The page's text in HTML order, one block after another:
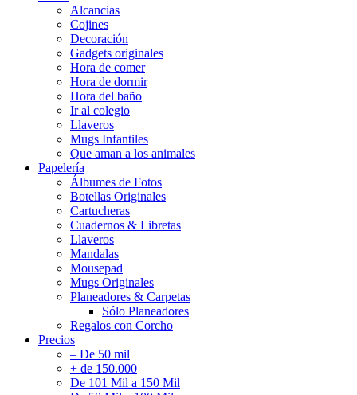
Alcancias
Cojines
Decoración
Gadgets originales
Hora de comer
Hora de dormir
Hora del baño
Ir al colegio
Llaveros
Mugs Infantiles
Que aman a los animales
Papelería
Álbumes de Fotos
Botellas Originales
Cartucheras
Cuadernos & Libretas
Llaveros
Mandalas
Mousepad
Mugs Originales
Planeadores & Carpetas
Sólo Planeadores
Regalos con Corcho
Precios
– De 50 mil
+ de 150.000
De 101 Mil a 150 Mil